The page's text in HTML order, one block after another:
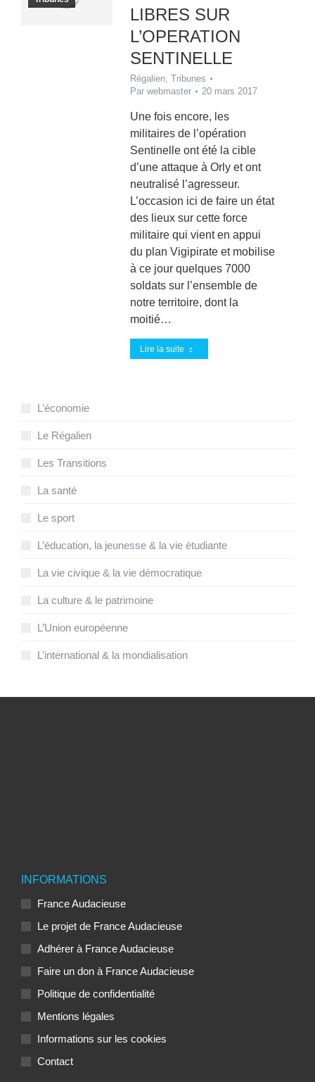
LIBRES SUR
L’OPERATION
SENTINELLE
Régalien,Tribunes
Parwebmaster 20 mars 2017
Une fois encore, les
militaires de l’opération
Sentinelle ont été la cible
d’une attaque à Orly et ont
neutralisé l’agresseur.
L’occasion ici de faire un état
des lieux sur cette force
militaire qui vient en appui
du plan Vigipirate et mobilise
à ce jour quelques 7000
soldats sur l’ensemble de
notre territoire, dont la
moitié…
Lire la suite
L’économie
Le Régalien
Les Transitions
La santé
Le sport
L’éducation, la jeunesse & la vie étudiante
La vie civique & la vie démocratique
La culture & le patrimoine
L’Union européenne
L’international & la mondialisation
INFORMATIONS
France Audacieuse
Le projet de France Audacieuse
Adhérer à France Audacieuse
Faire un don à France Audacieuse
Politique de confidentialité
Mentions légales
Informations sur les cookies
Contact